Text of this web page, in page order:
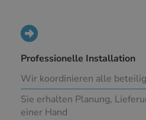
Professionelle Installation
Wir koordinieren alle
Sie erhalten Planung,
einer Hand